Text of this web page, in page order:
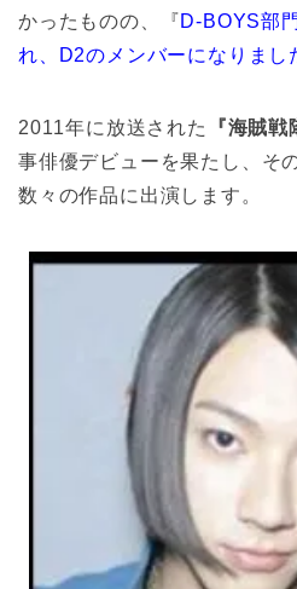
かったものの、『 D-BOYS部
れ、D2のメンバーになりまし
2011年に放送された 『海賊
事俳優デビューを果たし、そ
数々の作品に出演します。